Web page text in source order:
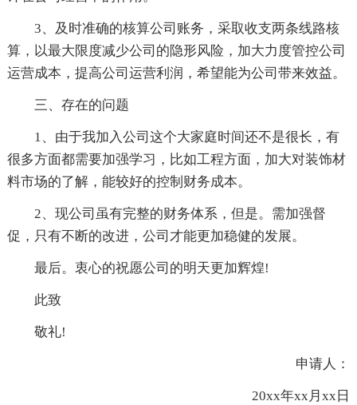
3、及时准确的核算公司账务，采取收支两条线路核
算，以最大限度减少公司的隐形风险，加大力度管控公司
运营成本，提高公司运营利润，希望能为公司带来效益。
三、存在的问题
1、由于我加入公司这个大家庭时间还不是很长，有
很多方面都需要加强学习，比如工程方面，加大对装饰材
料市场的了解，能较好的控制财务成本。
2、现公司虽有完整的财务体系，但是。需加强督
促，只有不断的改进，公司才能更加稳健的发展。
最后。衷心的祝愿公司的明天更加辉煌!
此致
敬礼!
申请人：
20xx年xx月xx日